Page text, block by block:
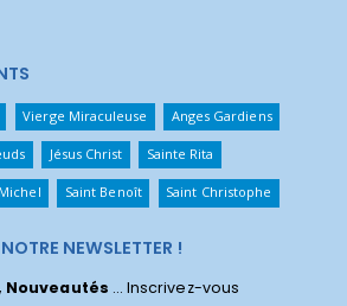
Vierge Miraculeuse Anges Gardiens
Jésus Christ Sainte Rita
Saint Benoît Saint Christophe
NEWSLETTER !
Nouveautés ... Inscrivez-vous